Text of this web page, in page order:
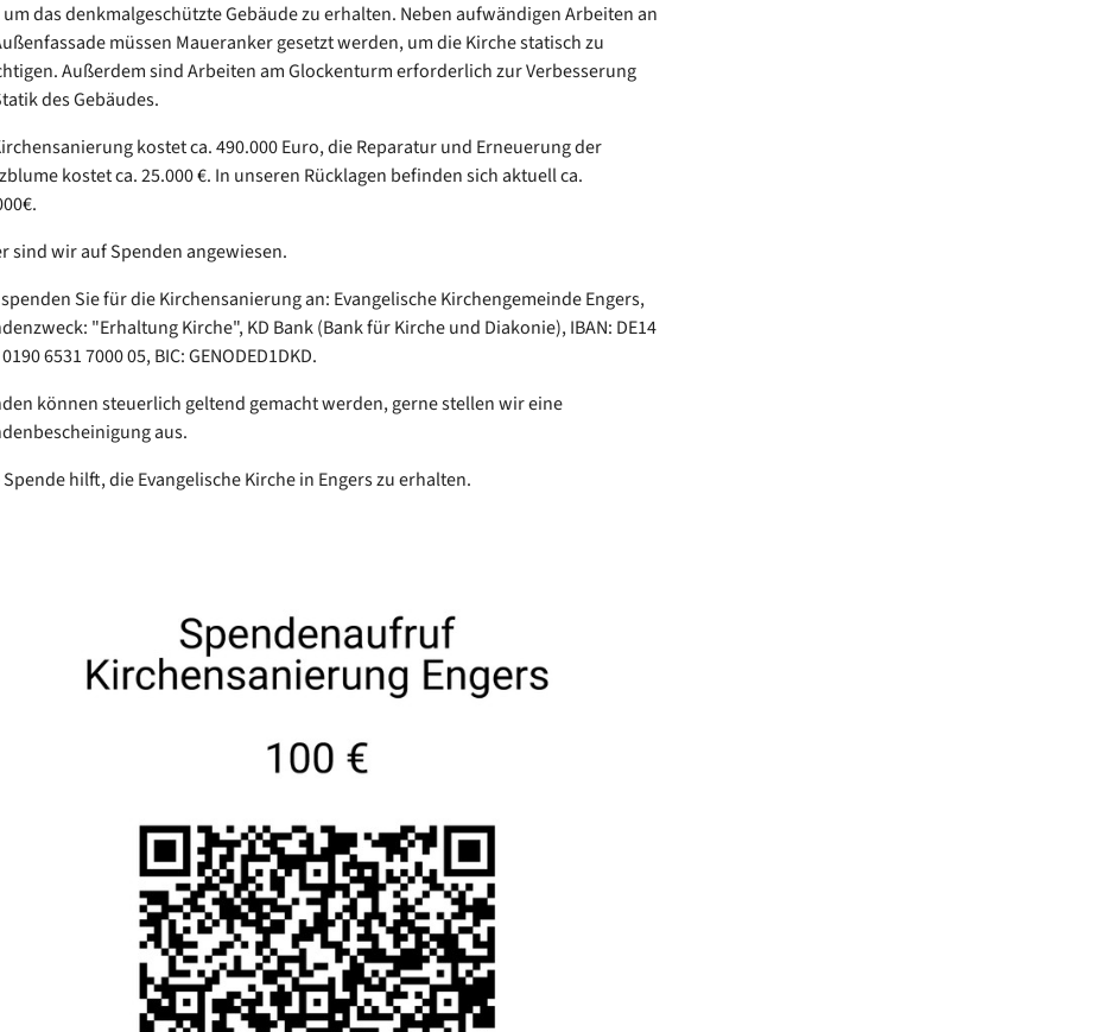
das denkmalgeschützte Gebäude zu erhalten. Neben aufwändigen Arbeiten an
müssen Maueranker gesetzt werden, um die Kirche statisch zu
Außerdem sind Arbeiten am Glockenturm erforderlich zur Verbesserung
des Gebäudes.
kostet ca. 490.000 Euro, die Reparatur und Erneuerung der
kostet ca. 25.000 €. In unseren Rücklagen befinden sich aktuell ca.
sind wir auf Spenden angewiesen.
Sie für die Kirchensanierung an: Evangelische Kirchengemeinde Engers,
"Erhaltung Kirche", KD Bank (Bank für Kirche und Diakonie), IBAN: DE14
6531 7000 05, BIC: GENODED1DKD.
können steuerlich geltend gemacht werden, gerne stellen wir eine
aus.
hilft, die Evangelische Kirche in Engers zu erhalten.